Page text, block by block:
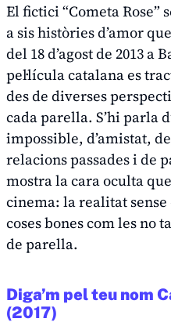
El fictici “Cometa Rose”
a sis històries d’amor
del 18 d’agost de 2013 a
pel·lícula catalana es
des de diverses
cada parella. S’hi parla
impossible, d’amistat,
relacions passades i de
mostra la cara oculta
cinema: la realitat
coses bones com les no
de parella.
Diga’m pel teu nom
(2017)